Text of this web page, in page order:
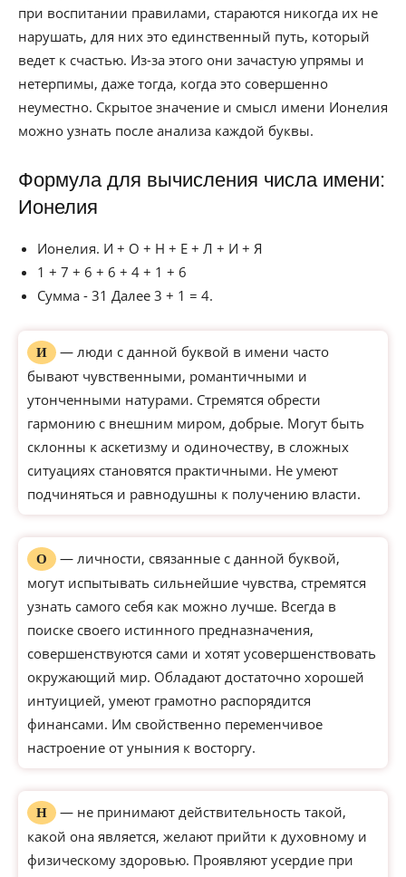
при воспитании правилами, стараются никогда их не
нарушать, для них это единственный путь, который
ведет к счастью. Из-за этого они зачастую упрямы и
нетерпимы, даже тогда, когда это совершенно
неуместно. Скрытое значение и смысл имени Ионелия
можно узнать после анализа каждой буквы.
Формула для вычисления числа имени:
Ионелия
Ионелия. И + О + Н + Е + Л + И + Я
1 + 7 + 6 + 6 + 4 + 1 + 6
Сумма - 31 Далее 3 + 1 = 4.
И
— люди с данной буквой в имени часто
бывают чувственными, романтичными и
утонченными натурами. Стремятся обрести
гармонию с внешним миром, добрые. Могут быть
склонны к аскетизму и одиночеству, в сложных
ситуациях становятся практичными. Не умеют
подчиняться и равнодушны к получению власти.
О
— личности, связанные с данной буквой,
могут испытывать сильнейшие чувства, стремятся
узнать самого себя как можно лучше. Всегда в
поиске своего истинного предназначения,
совершенствуются сами и хотят усовершенствовать
окружающий мир. Обладают достаточно хорошей
интуицией, умеют грамотно распорядится
финансами. Им свойственно переменчивое
настроение от уныния к восторгу.
Н
— не принимают действительность такой,
какой она является, желают прийти к духовному и
физическому здоровью. Проявляют усердие при